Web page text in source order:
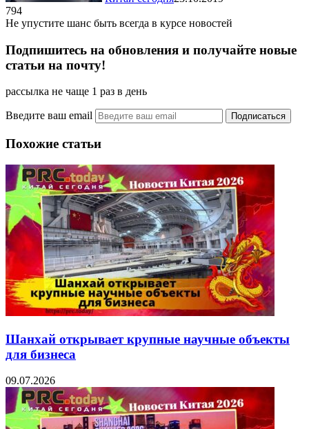
794
Не упустите шанс быть всегда в курсе новостей
Подпишитесь на обновления и получайте новые
статьи на почту!
рассылка не чаще 1 раз в день
Введите ваш email
Похожие статьи
Шанхай открывает крупные научные объекты
для бизнеса
09.07.2026